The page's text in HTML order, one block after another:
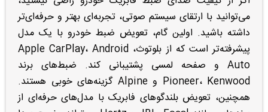
می‌توانید با ارتقای سیستم صوتی، تجربه‌ای بهتر و حرفه‌ای‌تر
داشته باشید. اولین گام، تعویض ضبط خودرو با یک مدل
پیشرفته‌تر است که از بلوتوث، Apple CarPlay، Android
Auto و صفحه لمسی پشتیبانی کند. ضبط‌های برند
Pioneer، Kenwood و Alpine گزینه‌های خوبی هستند.
همچنین، تعویض بلندگوهای فابریک با مدل‌های حرفه‌ای از